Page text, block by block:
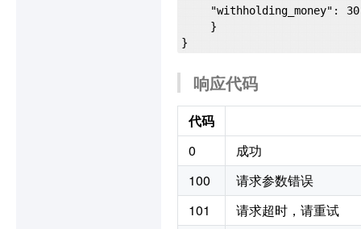
响应代码
代码
0
成功
100
请求参数错误
101
请求超时，请重试